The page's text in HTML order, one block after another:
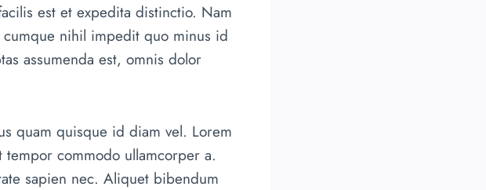
est et expedita distinctio. Nam
nihil impedit quo minus id
assumenda est, omnis dolor
quam quisque id diam vel. Lorem
commodo ullamcorper a.
sapien nec. Aliquet bibendum